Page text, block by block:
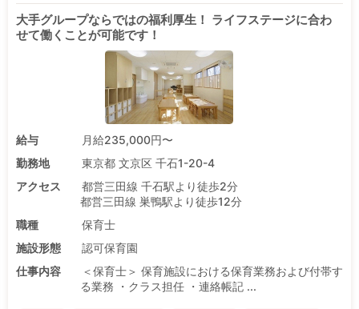
大手グループならではの福利厚生！ ライフステージに合わ
せて働くことが可能です！
給与
月給235,000円〜
勤務地
東京都 文京区 千石1-20-4
アクセス
都営三田線 千石駅より徒歩2分
都営三田線 巣鴨駅より徒歩12分
職種
保育士
施設形態
認可保育園
仕事内容
＜保育士＞ 保育施設における保育業務および付帯す
る業務 ・クラス担任 ・連絡帳記 ...